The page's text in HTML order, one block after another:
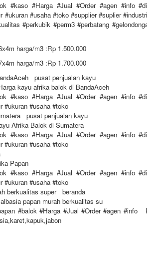
#kaso #Harga #Jual #Order #agen #info
#ukuran #usaha #toko #supplier #suplier
#perkubik #perm3 #perbatang
harga/m3 :Rp 1.500.000
harga/m3 :Rp 1.700.000
pusat penjualan kayu
kayu afrika balok di BandaAceh
#kaso #Harga #Jual #Order #agen #info
#ukuran #usaha #toko
pusat penjualan kayu
Afrika Balok di Sumatera
#kaso #Harga #Jual #Order #agen #info
#ukuran #usaha #toko
Papan
#kaso #Harga #Jual #Order #agen #info
#ukuran #usaha #toko
berkualitas super beranda
papan murah berkualitas su
#balok #Harga #Jual #Order #agen #info